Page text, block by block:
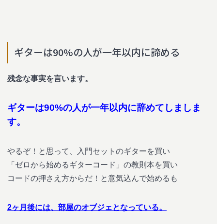
ギターは90%の人が一年以内に諦める
残念な事実を言います。
ギターは90%の人が一年以内に辞めてしましま
す。
やるぞ！と思って、入門セットのギターを買い
「ゼロから始めるギターコード」の教則本を買い
コードの押さえ方からだ！と意気込んで始めるも
2ヶ月後には、部屋のオブジェとなっている。